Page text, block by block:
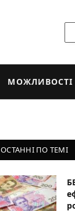
МОЖЛИВОСТІ
ОСТАННІ ПО ТЕМІ